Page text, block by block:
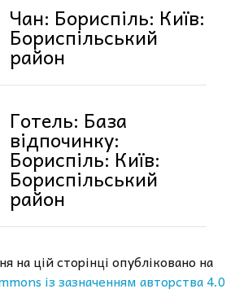
Чан: Бориспіль: Київ:
Бориспільський
район
Готель: База
відпочинку:
Бориспіль: Київ:
Бориспільський
район
на цій сторінці опубліковано на
із зазначенням авторства 4.0